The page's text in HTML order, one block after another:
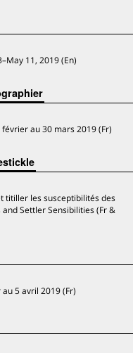
11, 2019 (En)
au 30 mars 2019 (Fr)
titiller les susceptibilités des
Settler Sensibilities (Fr &
5 avril 2019 (Fr)